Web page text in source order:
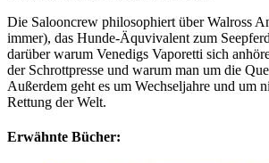
Die Salooncrew philosophiert über Walross
immer), das Hunde-Äquvivalent zum
darüber warum Venedigs Vaporetti sich
der Schrottpresse und warum man um die
Außerdem geht es um Wechseljahre und um
Rettung der Welt.
Erwähnte Bücher: